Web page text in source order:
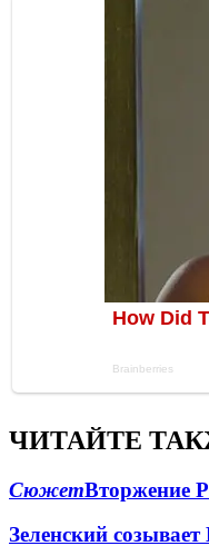
ЧИТАЙТЕ
СюжетВторжение
Зеленский